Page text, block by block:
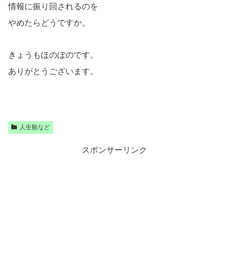
情報に振り回されるのを
やめたらどうですか。
きょうもほのぼのです。
ありがとうございます。
人生観など
スポンサーリンク